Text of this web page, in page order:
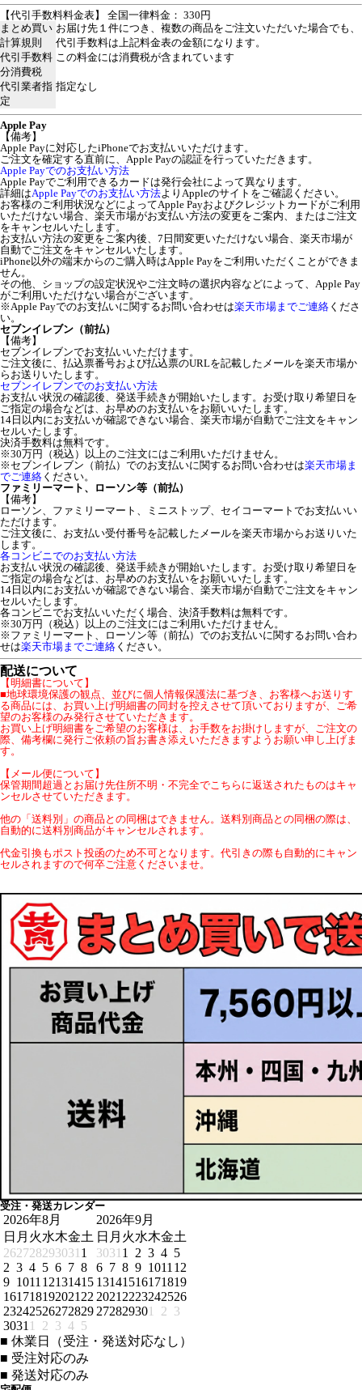
【代引手数料料金表】 全国一律料金： 330円
まとめ買い
計算規則
お届け先１件につき、複数の商品をご注文いただいた場合でも、
代引手数料は上記料金表の金額になります。
代引手数料
分消費税
この料金には消費税が含まれています
代引業者指
定
指定なし
Apple Pay
【備考】
Apple Payに対応したiPhoneでお支払いいただけます。
ご注文を確定する直前に、Apple Payの認証を行っていただきます。
Apple Payでのお支払い方法
Apple Payでご利用できるカードは発行会社によって異なります。
詳細はApple Payでのお支払い方法よりAppleのサイトをご確認ください。
お客様のご利用状況などによってApple Payおよびクレジットカードがご利用
いただけない場合、楽天市場がお支払い方法の変更をご案内、またはご注文
をキャンセルいたします。
お支払い方法の変更をご案内後、7日間変更いただけない場合、楽天市場が
自動でご注文をキャンセルいたします。
iPhone以外の端末からのご購入時はApple Payをご利用いただくことができま
せん。
その他、ショップの設定状況やご注文時の選択内容などによって、Apple Pay
がご利用いただけない場合がございます。
※Apple Payでのお支払いに関するお問い合わせは楽天市場までご連絡 くださ
い。
セブンイレブン（前払）
【備考】
セブンイレブンでお支払いいただけます。
ご注文後に、払込票番号および払込票のURLを記載したメールを楽天市場か
らお送りいたします。
セブンイレブンでのお支払い方法
お支払い状況の確認後、発送手続きが開始いたします。お受け取り希望日を
ご指定の場合などは、お早めのお支払いをお願いいたします。
14日以内にお支払いが確認できない場合、楽天市場が自動でご注文をキャン
セルいたします。
決済手数料は無料です。
※30万円（税込）以上のご注文にはご利用いただけません。
※セブンイレブン（前払）でのお支払いに関するお問い合わせは楽天市場ま
でご連絡 ください。
ファミリーマート、ローソン等（前払）
【備考】
ローソン、ファミリーマート、ミニストップ、セイコーマートでお支払いい
ただけます。
ご注文後に、お支払い受付番号を記載したメールを楽天市場からお送りいた
します。
各コンビニでのお支払い方法
お支払い状況の確認後、発送手続きが開始いたします。お受け取り希望日を
ご指定の場合などは、お早めのお支払いをお願いいたします。
14日以内にお支払いが確認できない場合、楽天市場が自動でご注文をキャン
セルいたします。
各コンビニでお支払いいただく場合、決済手数料は無料です。
※30万円（税込）以上のご注文にはご利用いただけません。
※ファミリーマート、ローソン等（前払）でのお支払いに関するお問い合わ
せは楽天市場までご連絡 ください。
配送について
【明細書について】
■地球環境保護の観点、並びに個人情報保護法に基づき、お客様へお送りす
る商品には、お買い上げ明細書の同封を控えさせて頂いておりますが、ご希
望のお客様のみ発行させていただきます。
お買い上げ明細書をご希望のお客様は、お手数をお掛けしますが、ご注文の
際、備考欄に発行ご依頼の旨お書き添えいただきますようお願い申し上げま
す。
【メール便について】
保管期間超過とお届け先住所不明・不完全でこちらに返送されたものはキャ
ンセルさせていただきます。
他の「送料別」の商品との同梱はできません。送料別商品との同梱の際は、
自動的に送料別商品がキャンセルされます。
代金引換もポスト投函のため不可となります。代引きの際も自動的にキャン
セルされますので何卒ご注意くださいませ。
受注・発送カレンダー
2026年8月
日 月 火水木金土
262728293031 1
2 3 4 5 6 7 8
9 1011 12131415
161718192021 22
23242526272829
3031 1 2 3 4 5
2026年9月
日 月 火水木金土
3031 1 2 3 4 5
6 7 8 9 1011 12
13141516171819
2021 2223242526
272829301 2 3
■ 休業日（受注・発送対応なし）
■ 受注対応のみ
■ 発送対応のみ